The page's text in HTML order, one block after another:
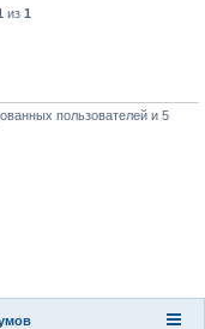
из 1
пользователей и 5